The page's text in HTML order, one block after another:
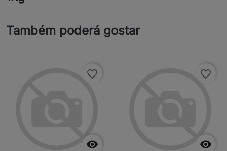
Também poderá gostar

favorite_border

favorite_border